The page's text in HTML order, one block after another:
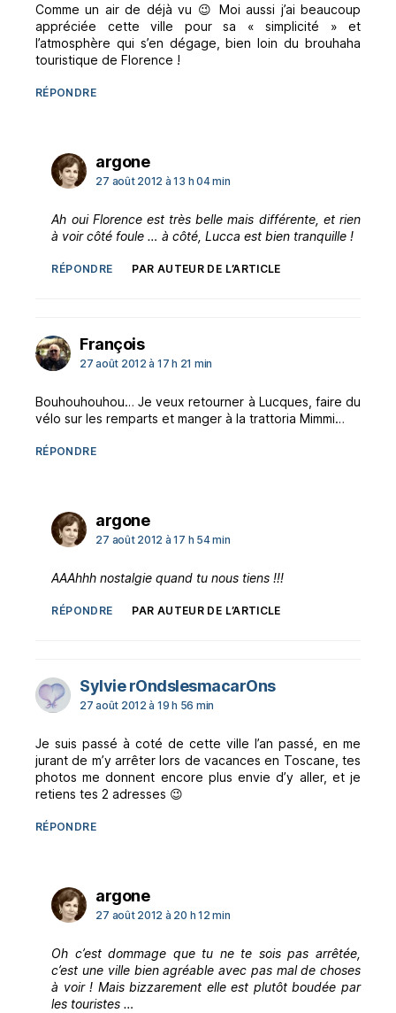
Comme un air de déjà vu 😉 Moi aussi j’ai beaucoup
appréciée cette ville pour sa « simplicité » et
l’atmosphère qui s’en dégage, bien loin du brouhaha
touristique de Florence !
RÉPONDRE
argonedit :
27 août 2012 à 13 h 04 min
Ah oui Florence est très belle mais différente, et rien
à voir côté foule … à côté, Lucca est bien tranquille !
RÉPONDRE PAR AUTEUR DE L’ARTICLE
Françoisdit :
27 août 2012 à 17 h 21 min
Bouhouhouhou… Je veux retourner à Lucques, faire du
vélo sur les remparts et manger à la trattoria Mimmi…
RÉPONDRE
argonedit :
27 août 2012 à 17 h 54 min
AAAhhh nostalgie quand tu nous tiens !!!
RÉPONDRE PAR AUTEUR DE L’ARTICLE
Sylvie rOndslesmacarOnsdit :
27 août 2012 à 19 h 56 min
Je suis passé à coté de cette ville l’an passé, en me
jurant de m’y arrêter lors de vacances en Toscane, tes
photos me donnent encore plus envie d’y aller, et je
retiens tes 2 adresses 😉
RÉPONDRE
argonedit :
27 août 2012 à 20 h 12 min
Oh c’est dommage que tu ne te sois pas arrêtée,
c’est une ville bien agréable avec pas mal de choses
à voir ! Mais bizzarement elle est plutôt boudée par
les touristes …